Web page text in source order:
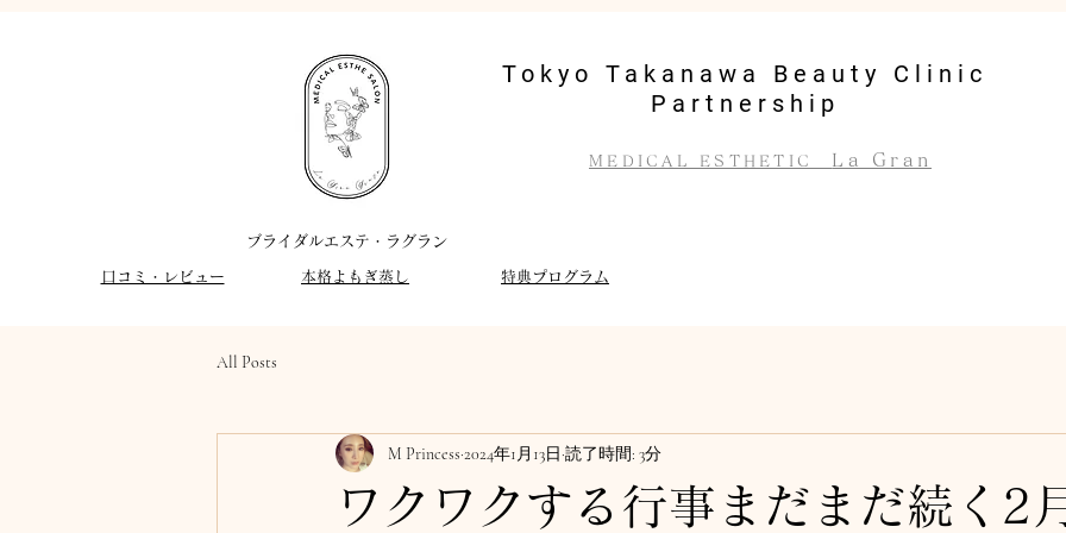
Tokyo Takanawa Beauty Clinic
Partnership
MEDICAL ESTHETIC La Gran
​ブライダルエステ・ラグラン
​口コミ・レビュー ​本格よもぎ蒸し 特典プログラム
All Posts
ワクワクする行事まだまだ続く2
M Princess 2024年1月13日 読了時間: 3分